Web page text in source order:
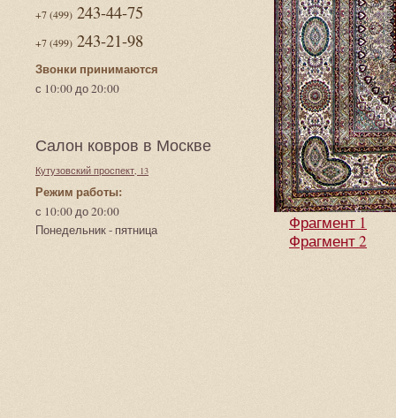
+7 (499) 243-44-75
+7 (499) 243-21-98
Звонки принимаются
с 10:00 до 20:00
Салон ковров в Москве
Кутузовский проспект, 13
Режим работы:
с 10:00 до 20:00
Понедельник - пятница
Фрагмент 1
Фрагмент 2